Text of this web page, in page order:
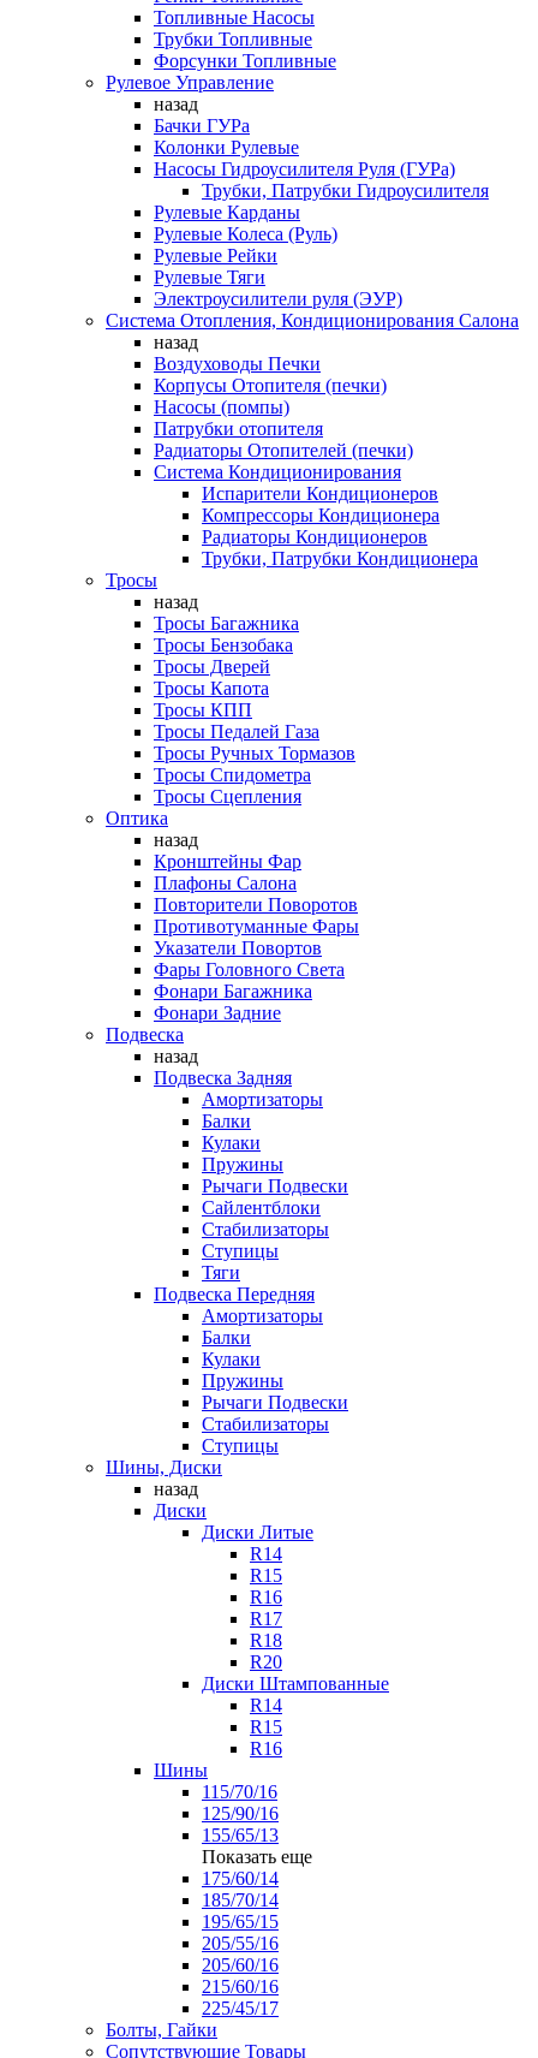
Топливные Насосы
Трубки Топливные
Форсунки Топливные
Рулевое Управление
назад
Бачки ГУРа
Колонки Рулевые
Насосы Гидроусилителя Руля (ГУРа)
Трубки, Патрубки Гидроусилителя
Рулевые Карданы
Рулевые Колеса (Руль)
Рулевые Рейки
Рулевые Тяги
Электроусилители руля (ЭУР)
Система Отопления, Кондиционирования Салона
назад
Воздуховоды Печки
Корпусы Отопителя (печки)
Насосы (помпы)
Патрубки отопителя
Радиаторы Отопителей (печки)
Система Кондиционирования
Испарители Кондиционеров
Компрессоры Кондиционера
Радиаторы Кондиционеров
Трубки, Патрубки Кондиционера
Тросы
назад
Тросы Багажника
Тросы Бензобака
Тросы Дверей
Тросы Капота
Тросы КПП
Тросы Педалей Газа
Тросы Ручных Тормазов
Тросы Спидометра
Тросы Сцепления
Оптика
назад
Кронштейны Фар
Плафоны Салона
Повторители Поворотов
Противотуманные Фары
Указатели Повортов
Фары Головного Света
Фонари Багажника
Фонари Задние
Подвеска
назад
Подвеска Задняя
Амортизаторы
Балки
Кулаки
Пружины
Рычаги Подвески
Сайлентблоки
Стабилизаторы
Ступицы
Тяги
Подвеска Передняя
Амортизаторы
Балки
Кулаки
Пружины
Рычаги Подвески
Стабилизаторы
Ступицы
Шины, Диски
назад
Диски
Диски Литые
R14
R15
R16
R17
R18
R20
Диски Штампованные
R14
R15
R16
Шины
115/70/16
125/90/16
155/65/13
Показать еще
175/60/14
185/70/14
195/65/15
205/55/16
205/60/16
215/60/16
225/45/17
Болты, Гайки
Сопутствующие Товары